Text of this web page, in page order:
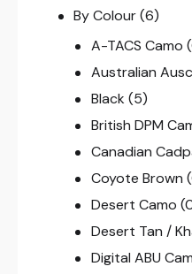
By Colour (6)
A-TACS Camo
Australian
Black (5)
British DPM
Canadian
Coyote Brown
Desert Camo
Desert Tan /
Digital ABU